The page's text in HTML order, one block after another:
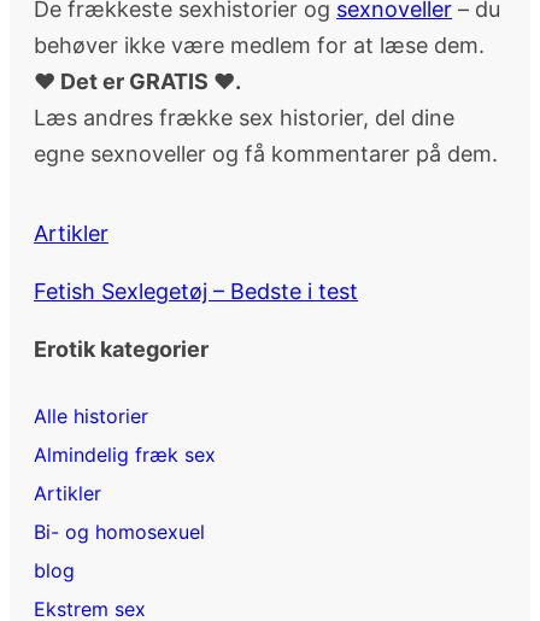
De frækkeste sexhistorier og sexnoveller – du
behøver ikke være medlem for at læse dem.
♥ Det er GRATIS ♥.
Læs andres frække sex historier, del dine
egne sexnoveller og få kommentarer på dem.
Artikler
Fetish Sexlegetøj – Bedste i test
Erotik kategorier
Alle historier
Almindelig fræk sex
Artikler
Bi- og homosexuel
blog
Ekstrem sex